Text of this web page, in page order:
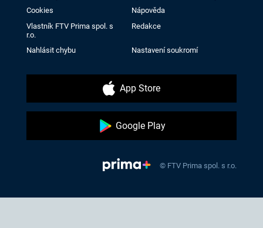
Cookies
Nápověda
Vlastník FTV Prima spol. s
r.o.
Redakce
Nahlásit chybu Nastavení soukromí
App Store
Google Play
© FTV Prima spol. s r.o.